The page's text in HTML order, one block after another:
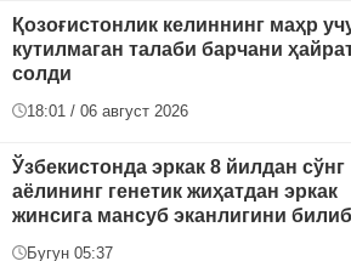
Қозоғистонлик келиннинг маҳр
кутилмаган талаби барчани
солди
18:01 / 06 август 2026
Ўзбекистонда эркак 8 йилдан сўнг
аёлининг генетик жиҳатдан эркак
жинсига мансуб эканлигини
Бугун 05:37